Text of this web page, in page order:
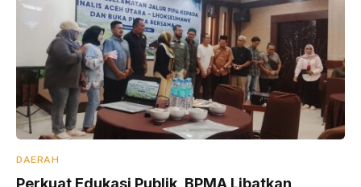
DAERAH
Perkuat Edukasi Publik, BPMA Libatkan